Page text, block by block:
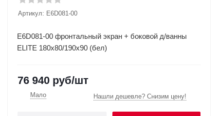
Артикул: E6D081-00
E6D081-00 фронтальный экран + боковой д/ванны
ELITE 180x80/190x90 (бел)
76 940 руб/шт
Мало Нашли дешевле? Снизим цену!